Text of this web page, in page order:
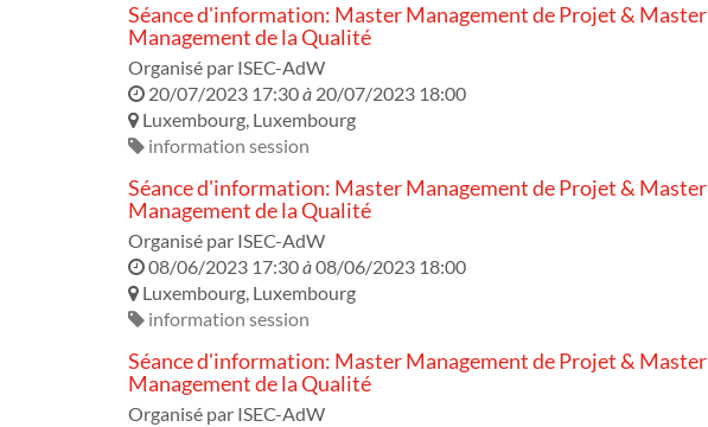
Séance d'information: Master Management de Projet & Master
Management de la Qualité
Organisé par ISEC-AdW
20/07/2023 17:30à 20/07/2023 18:00
Luxembourg, Luxembourg
information session
Séance d'information: Master Management de Projet & Master
Management de la Qualité
Organisé par ISEC-AdW
08/06/2023 17:30à08/06/2023 18:00
Luxembourg, Luxembourg
information session
Séance d'information: Master Management de Projet & Master
Management de la Qualité
Organisé par ISEC-AdW